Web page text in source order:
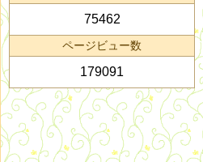
75462
ページビュー数
179091